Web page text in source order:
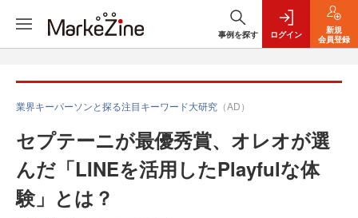
事例を探す ログイン
新規
会員登録
業界キーパーソンと探る注目キーワード大研究 （AD）
セプテーニが最優秀賞、オレオが選
んだ「LINEを活用したPlayfulな体
験」とは？